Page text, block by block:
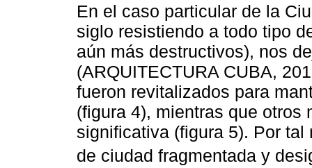
En el caso particular de la
siglo resistiendo a todo tipo
aún más destructivos), nos
(ARQUITECTURA CUBA,
fueron revitalizados para
(figura 4), mientras que otros
significativa (figura 5). Por
de ciudad fragmentada y